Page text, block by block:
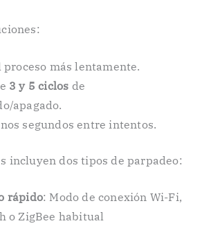
proceso más lentamente.
3 y 5 ciclos de
apagado.
segundos entre intentos.
incluyen dos tipos de parpadeo:
rápido: Modo de conexión Wi-Fi,
o ZigBee habitual